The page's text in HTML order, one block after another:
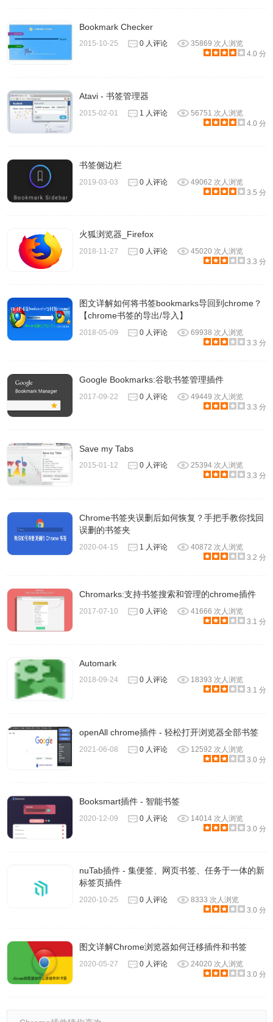
Bookmark Checker
2015-10-25 0 人评论
35869 次人浏览
4.0 分
Atavi - 书签管理器
2015-02-01 1 人评论
56751 次人浏览
4.0 分
书签侧边栏
2019-03-03 0 人评论
49062 次人浏览
3.5 分
火狐浏览器_Firefox
2018-11-27 0 人评论
45020 次人浏览
3.3 分
图文详解如何将书签bookmarks导回到chrome？
【chrome书签的导出/导入】
2018-05-09 0 人评论
69938 次人浏览
3.3 分
Google Bookmarks:谷歌书签管理插件
2017-09-22 0 人评论
49449 次人浏览
3.3 分
Save my Tabs
2015-01-12 0 人评论
25394 次人浏览
3.3 分
Chrome书签夹误删后如何恢复？手把手教你找回
误删的书签夹
2020-04-15 1 人评论
40872 次人浏览
3.2 分
Chromarks:支持书签搜索和管理的chrome插件
2017-07-10 0 人评论
41666 次人浏览
3.1 分
Automark
2018-09-24 0 人评论
18393 次人浏览
3.1 分
openAll chrome插件 - 轻松打开浏览器全部书签
2021-06-08 0 人评论
12592 次人浏览
3.0 分
Booksmart插件 - 智能书签
2020-12-09 0 人评论
14014 次人浏览
3.0 分
nuTab插件 - 集便签、网页书签、任务于一体的新
标签页插件
2020-10-25 0 人评论
8333 次人浏览
3.0 分
图文详解Chrome浏览器如何迁移插件和书签
2020-05-27 0 人评论
24020 次人浏览
3.0 分